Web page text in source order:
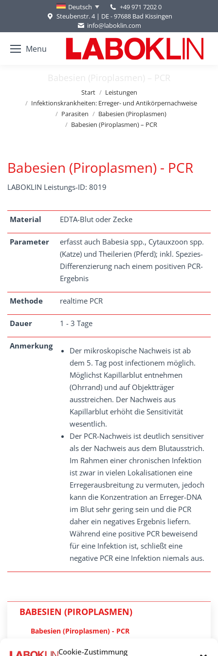
Cookie-Zustimmung
Deutsch
+49 971 7202 0
Steubenstr. 4 | DE - 97688 Bad Kissingen
info@laboklin.com
Menu
Babesien (Piroplasmen) – PCR
Start
Leistungen
Infektionskrankheiten: Erreger- und Antikörpernachweise
Parasiten
Babesien (Piroplasmen)
Babesien (Piroplasmen) – PCR
Babesien (Piroplasmen) - PCR
LABOKLIN Leistungs-ID: 8019
Material EDTA-Blut oder Zecke
Parameter
erfasst auch Babesia spp., Cytauxzoon spp.
(Katze) und Theilerien (Pferd); inkl. Spezies-
Differenzierung nach einem positiven PCR-
Ergebnis
Methode realtime PCR
Dauer 1 - 3 Tage
Anmerkung
Der mikroskopische Nachweis ist ab
dem 5. Tag post infectionem möglich.
Möglichst Kapillarblut entnehmen
(Ohrrand) und auf Objektträger
ausstreichen. Der Nachweis aus
Kapillarblut erhöht die Sensitivität
wesentlich.
Der PCR-Nachweis ist deutlich sensitiver
als der Nachweis aus dem Blutausstrich.
Im Rahmen einer chronischen Infektion
ist zwar in vielen Lokalisationen eine
Erregerausbreitung zu vermuten, jedoch
kann die Konzentration an Erreger-DNA
im Blut sehr gering sein und die PCR
daher ein negatives Ergebnis liefern.
Während eine positive PCR beweisend
für eine Infektion ist, schließt eine
negative PCR eine Infektion niemals aus.
BABESIEN (PIROPLASMEN)
Babesien (Piroplasmen) - PCR
Babesien - Antikörper